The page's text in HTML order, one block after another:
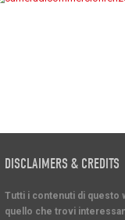
DISCLAIMERS & CREDITS
Tutti i contenuti di questo
quello che trovi